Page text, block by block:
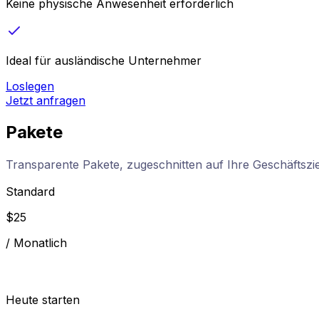
Keine physische Anwesenheit erforderlich
Ideal für ausländische Unternehmer
Loslegen
Jetzt anfragen
Pakete
Transparente Pakete, zugeschnitten auf Ihre
Standard
$25
/ Monatlich
Heute starten